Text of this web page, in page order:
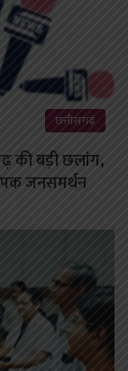
छत्तीसगढ़
की बड़ी छलांग,
जनसमर्थन